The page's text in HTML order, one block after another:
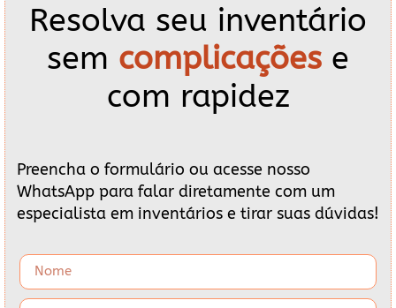
Resolva seu inventário
sem complicações e
com rapidez
Preencha o formulário ou acesse nosso
WhatsApp para falar diretamente com um
especialista em inventários e tirar suas dúvidas!